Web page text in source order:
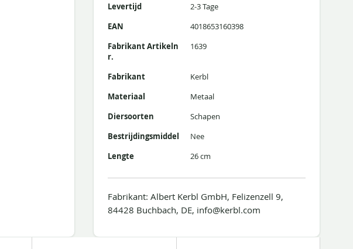
Levertijd
2-3 Tage
EAN
4018653160398
Fabrikant Artikeln
r.
1639
Fabrikant
Kerbl
Materiaal
Metaal
Diersoorten
Schapen
Bestrijdingsmiddel
Nee
Lengte
26 cm
Fabrikant: Albert Kerbl GmbH, Felizenzell 9,
84428 Buchbach, DE, info@kerbl.com